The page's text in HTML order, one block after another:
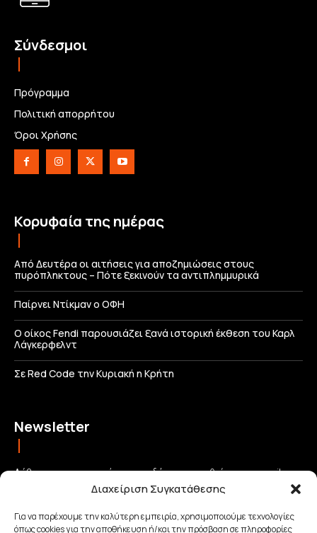
Διαχείριση Συγκατάθεσης
Για να παρέχουμε την καλύτερη εμπειρία, χρησιμοποιούμε τεχνολογίες
όπως cookies για την αποθήκευση ή/και την πρόσβαση σε πληροφορίες
Σύνδεσμοι
Πρόγραμμα
Πολιτική απορρήτου
Όροι Χρήσης
Κορυφαία της ημέρας
Από Δευτέρα οι αιτήσεις για αποζημιώσεις στους
πυρόπληκτους – Πότε ξεκινούν τα αντιπλημμυρικά
Παίρνει Ντίκμαν ο ΟΦΗ
Ο οίκος Fendi παρουσιάζει ξανά ιστορική έκθεση του Καρλ
Λάγκερφελντ
Σε Red Code την Κυριακή η Κρήτη
Newsletter
Λάβετε τις σημαντικότερες ειδήσεις απευθείας στο email σας
και μείνετε πάντα συνδεδεμένοι με την Κρήτη!